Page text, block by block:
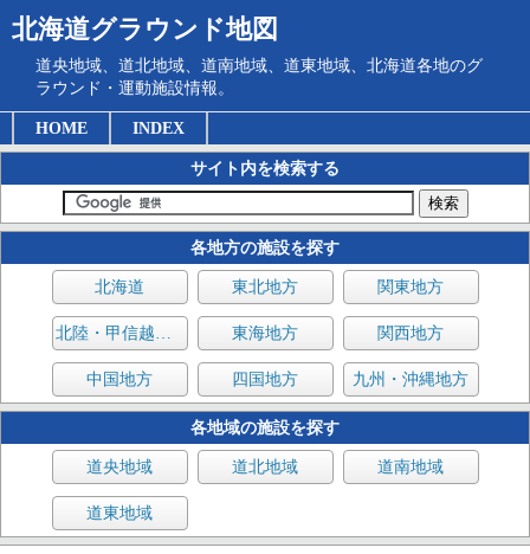
北海道グラウンド地図
道央地域、道北地域、道南地域、道東地域、北海道各地のグ
ラウンド・運動施設情報。
HOME INDEX
サイト内を検索する
各地方の施設を探す
北海道 東北地方 関東地方
北陸・甲信越地方 東海地方 関西地方
中国地方 四国地方 九州・沖縄地方
各地域の施設を探す
道央地域 道北地域 道南地域
道東地域